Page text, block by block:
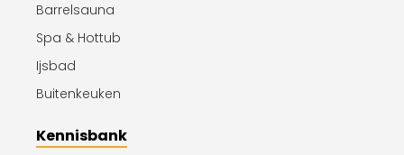
Barrelsauna
Spa & Hottub
Ijsbad
Buitenkeuken
Kennisbank